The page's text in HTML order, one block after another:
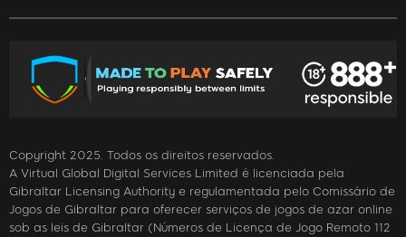
Copyright 2025. Todos os direitos reservados.
A Virtual Global Digital Services Limited é licenciada pela
Gibraltar Licensing Authority e regulamentada pelo Comissário de
Jogos de Gibraltar para oferecer serviços de jogos de azar online
sob as leis de Gibraltar (Números de Licença de Jogo Remoto 112